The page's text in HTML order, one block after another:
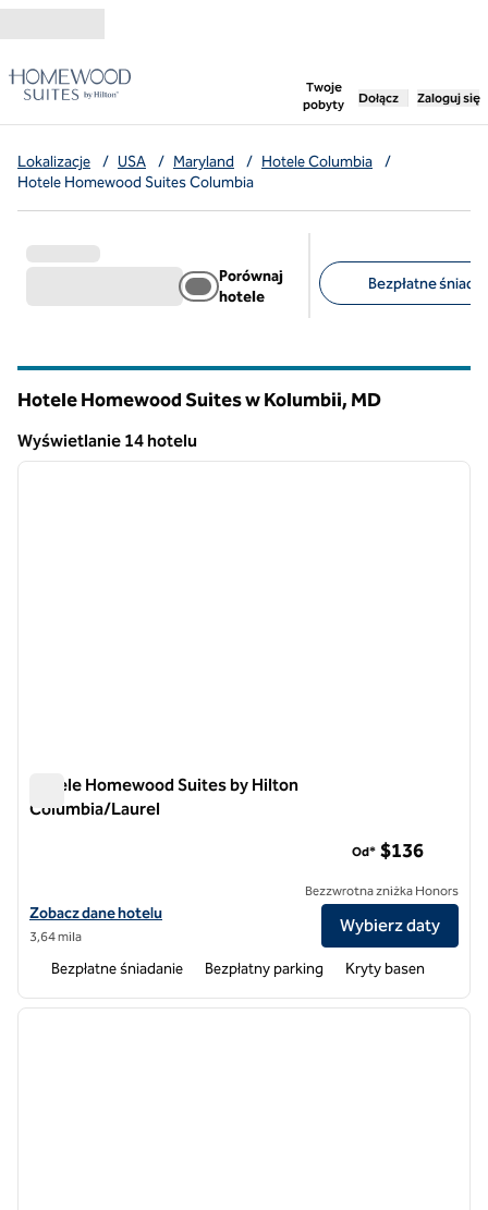
Przejdź do treści
Twoje
pobyty
,otwiera nową
Dołącz Zaloguj się
Lokalizacje / USA / Maryland / Hotele Columbia
/
Hotele Homewood Suites Columbia
Porównaj
hotele
Bezpłatne
Hotele Homewood Suites w Kolumbii, MD
Wyświetlanie 14 hotelu
Wyświetlanie 14 hotelu
1 z 11
Hotele Homewood Suites by Hilton
Columbia/Laurel
Zobacz szczegóły hotelu Homewood Suites by Hilton Columbia/
Zobacz dane hotelu
3,64 mila
Od* $136
Bezzwrotna zniżka Honors
Wybierz daty
Bezpłatne śniadanie Bezpłatny parking Kryty basen
1 z 12